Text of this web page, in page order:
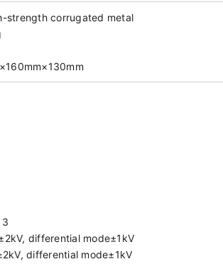
strength corrugated metal
differential mode±1kV
differential mode±1kV